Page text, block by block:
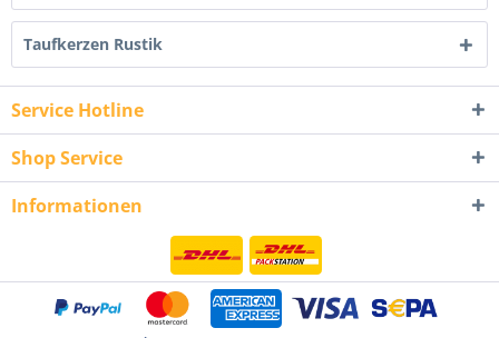
Taufkerzen Rustik
Service Hotline
Shop Service
Informationen